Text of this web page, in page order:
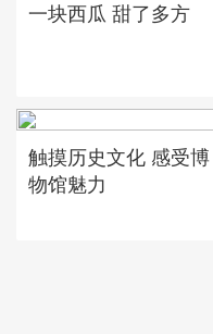
一块西瓜 甜了多方
触摸历史文化 感受博
物馆魅力